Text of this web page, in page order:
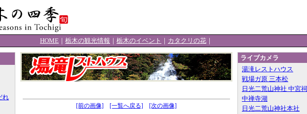
HOME ｜ 栃木の観光情報 ｜ 栃木のイベント ｜ カタクリの花 ｜
れ
[前の画像] [一覧へ戻る] [次の画像]
ライブカメラ
湯滝レストハウス
戦場ガ原 三本松
日光二荒山神社 中宮祠
中禅寺湖
日光二荒山神社本社